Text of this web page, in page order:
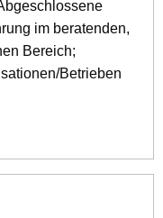
im beratenden,
Bereich;
Betrieben